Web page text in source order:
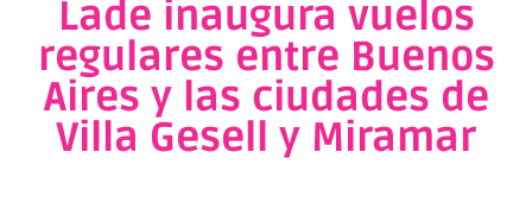
Lade inaugura vuelos
regulares entre Buenos
Aires y las ciudades de
Villa Gesell y Miramar